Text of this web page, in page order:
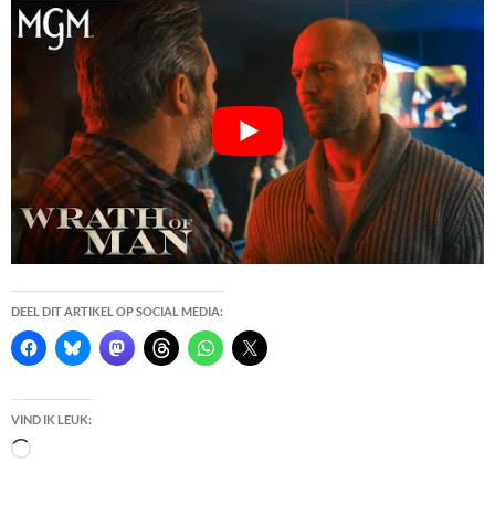
DEEL DIT ARTIKEL OP SOCIAL MEDIA:
VIND IK LEUK:
Bezig